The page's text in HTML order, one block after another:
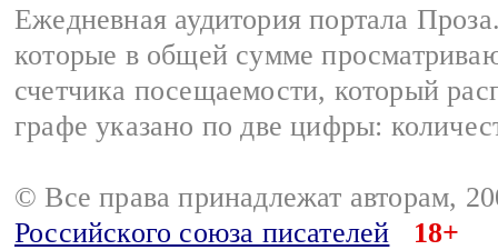
Ежедневная аудитория портала
которые в общей сумме
счетчика посещаемости, который
графе указано по две цифры:
© Все права принадлежат авторам,
Российского союза писателей
18+